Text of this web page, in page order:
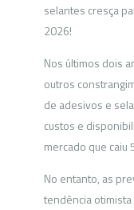
selantes cresça
2026!
Nos últimos dois
outros
de adesivos e
custos e
mercado que caiu
No entanto, as
tendência